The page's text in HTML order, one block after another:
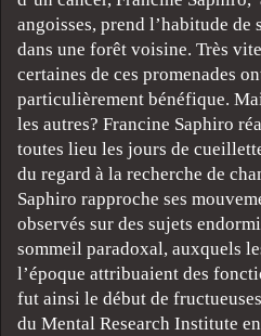
angoisses, prend l’habitude de
dans une forêt voisine. Très
certaines de ces promenades
particulièrement bénéfique.
les autres? Francine Saphiro
toutes lieu les jours de
du regard à la recherche de
Saphiro rapproche ses
observés sur des sujets
sommeil paradoxal, auxquels
l’époque attribuaient des
fut ainsi le début de
du Mental Research Institute